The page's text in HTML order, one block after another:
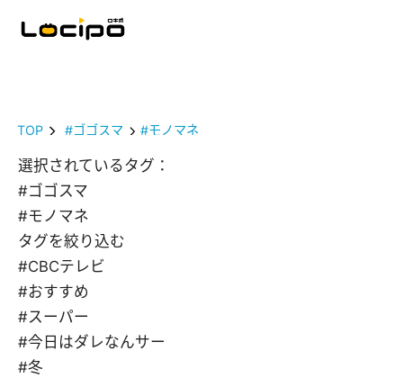
TOP #ゴゴスマ #モノマネ
選択されているタグ：
#ゴゴスマ
#モノマネ
タグを絞り込む
#CBCテレビ
#おすすめ
#スーパー
#今日はダレなんサー
#冬